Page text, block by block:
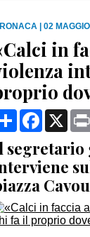
02
in
CondividiFacebook
X
segretario